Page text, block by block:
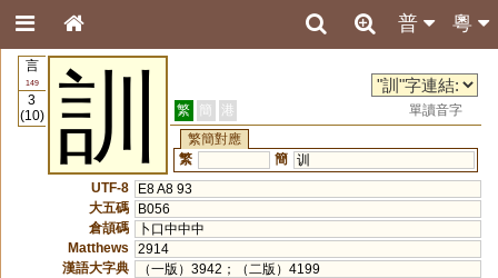
粵
普
言
149
3
(10)
訓 繁 簡 港
單讀音字
繁簡對應
繁
簡 训
UTF-8
E8 A8 93
大五碼
B056
倉頡碼
卜口中中中
Matthews
2914
漢語大字典
（一版）3942；（二版）4199